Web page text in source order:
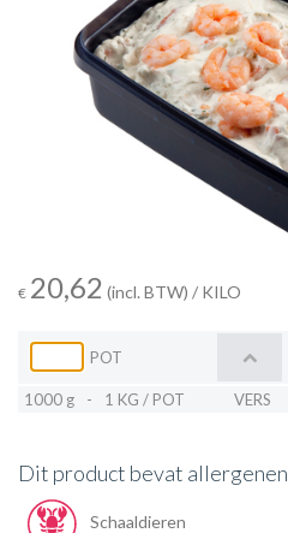
€ 20,62 (incl. BTW) / KILO
POT
1000 g - 1 KG / POT VERS
Dit product bevat allergenen
Schaaldieren